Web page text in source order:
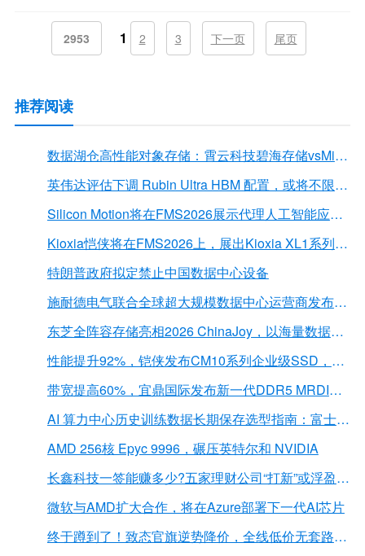
2953 1 2 3 下一页 尾页
推荐阅读
数据湖仓高性能对象存储：霄云科技碧海存储vsMinIO
英伟达评估下调 Rubin Ultra HBM 配置，或将不限于12Hi HBM4E
Silicon Motion将在FMS2026展示代理人工智能应用的下一代存储解决方案
Kioxia恺侠将在FMS2026上，展出Kioxia XL1系列内存扩展模块
特朗普政府拟定禁止中国数据中心设备
施耐德电气联合全球超大规模数据中心运营商发布弧闪风险评估报告
东芝全阵容存储亮相2026 ChinaJoy，以海量数据底座赋能“与AI同游”新体验
性能提升92%，铠侠发布CM10系列企业级SSD，首载PCIe 6.0接口
带宽提高60%，宜鼎国际发布新一代DDR5 MRDIMM 内存
AI 算力中心历史训练数据长期保存选型指南：富士胶片 LTO 磁带解决方案深度解析
AMD 256核 Epyc 9996，碾压英特尔和 NVIDIA
长鑫科技一签能赚多少?五家理财公司“打新”或浮盈近2亿元
微软与AMD扩大合作，将在Azure部署下一代AI芯片
终于蹲到了！致态官旗逆势降价，全线低价无套路，扩容党直接冲！